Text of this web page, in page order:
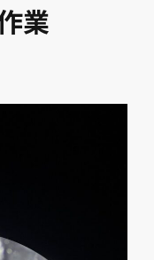
業